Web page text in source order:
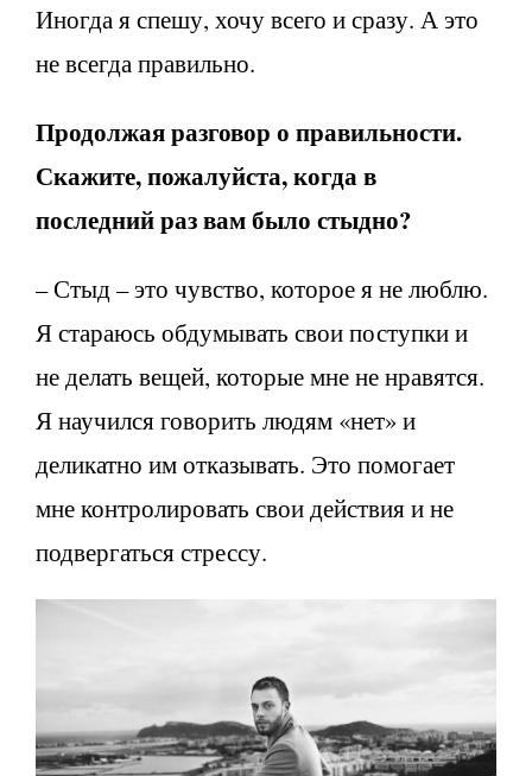
Иногда я спешу, хочу всего и сразу. А это
не всегда правильно.
Продолжая разговор о правильности.
Скажите, пожалуйста, когда в
последний раз вам было стыдно?
– Стыд – это чувство, которое я не люблю.
Я стараюсь обдумывать свои поступки и
не делать вещей, которые мне не нравятся.
Я научился говорить людям «нет» и
деликатно им отказывать. Это помогает
мне контролировать свои действия и не
подвергаться стрессу.